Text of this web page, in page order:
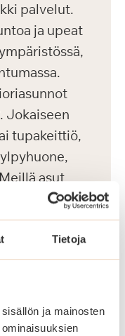
Tietoja
ja mainosten
palvelut.
ja upeat
Jokaiseen
tupakeittiö,
asut
sisustaa
tilojen